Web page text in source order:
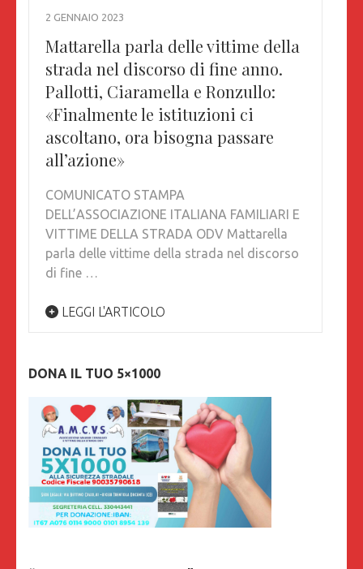
2 GENNAIO 2023
Mattarella parla delle vittime della
strada nel discorso di fine anno.
Pallotti, Ciaramella e Ronzullo:
«Finalmente le istituzioni ci
ascoltano, ora bisogna passare
all’azione»
COMUNICATO STAMPA
DELL’ASSOCIAZIONE ITALIANA FAMILIARI E
VITTIME DELLA STRADA ODV Mattarella
parla delle vittime della strada nel discorso
di fine …
LEGGI L'ARTICOLO
DONA IL TUO 5×1000